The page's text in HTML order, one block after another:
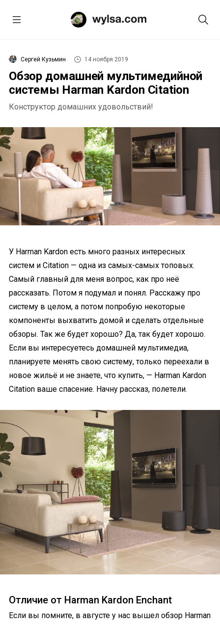
Сергей Кузьмин 14 ноября 2019
Обзор домашней мультимедийной
системы Harman Kardon Citation
Конструктор домашних удовольствий!
У Harman Kardon есть много разных интересных
систем и Citation — одна из самых-самых топовых.
Самый главный для меня вопрос, как про неё
рассказать. Потом я подумал и понял. Расскажу про
систему в целом, а потом попробую некоторые
компоненты выхватить домой и сделать отдельные
обзоры. Так же будет хорошо? Да, так будет хорошо.
Если вы интересуетесь домашней мультимедиа,
планируете менять свою систему, только переехали в
новое жильё и не знаете, что купить, — Harman Kardon
Citation ваше спасение. Начну рассказ, полетели.
Отличие от Harman Kardon Enchant
Если вы помните, в августе у нас вышел обзор Harman